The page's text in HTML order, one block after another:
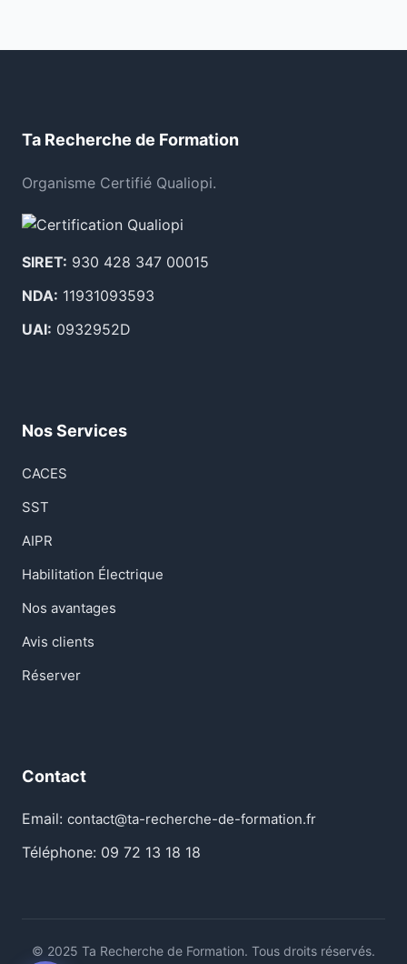
Ta Recherche de Formation
Organisme Certifié Qualiopi.
SIRET: 930 428 347 00015
NDA: 11931093593
UAI: 0932952D
Nos Services
CACES
SST
AIPR
Habilitation Électrique
Nos avantages
Avis clients
Réserver
Contact
Email: contact@ta-recherche-de-formation.fr
Téléphone: 09 72 13 18 18
© 2025 Ta Recherche de Formation. Tous droits réservés.